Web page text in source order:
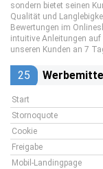
sondern bietet seinen
Qualität und
Bewertungen im
intuitive Anleitungen auf
unseren Kunden an 7
25
Start
Stornoquote
Cookie
Freigabe
Mobil-Landingpage